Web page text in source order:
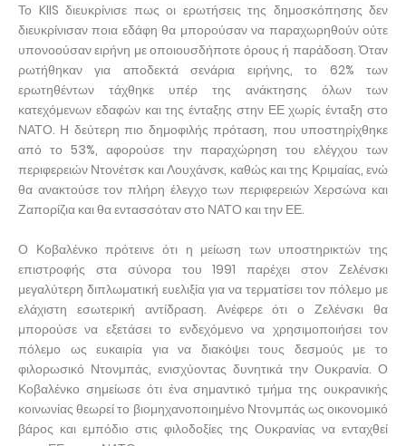
Το KIIS διευκρίνισε πως οι ερωτήσεις της δημοσκόπησης δεν
διευκρίνισαν ποια εδάφη θα μπορούσαν να παραχωρηθούν ούτε
υπονοούσαν ειρήνη με οποιουσδήποτε όρους ή παράδοση. Όταν
ρωτήθηκαν για αποδεκτά σενάρια ειρήνης, το 62% των
ερωτηθέντων τάχθηκε υπέρ της ανάκτησης όλων των
κατεχόμενων εδαφών και της ένταξης στην ΕΕ χωρίς ένταξη στο
ΝΑΤΟ. Η δεύτερη πιο δημοφιλής πρόταση, που υποστηρίχθηκε
από το 53%, αφορούσε την παραχώρηση του ελέγχου των
περιφερειών Ντονέτσκ και Λουχάνσκ, καθώς και της Κριμαίας, ενώ
θα ανακτούσε τον πλήρη έλεγχο των περιφερειών Χερσώνα και
Ζαπορίζια και θα εντασσόταν στο ΝΑΤΟ και την ΕΕ.
Ο Κοβαλένκο πρότεινε ότι η μείωση των υποστηρικτών της
επιστροφής στα σύνορα του 1991 παρέχει στον Ζελένσκι
μεγαλύτερη διπλωματική ευελιξία για να τερματίσει τον πόλεμο με
ελάχιστη εσωτερική αντίδραση. Ανέφερε ότι ο Ζελένσκι θα
μπορούσε να εξετάσει το ενδεχόμενο να χρησιμοποιήσει τον
πόλεμο ως ευκαιρία για να διακόψει τους δεσμούς με το
φιλορωσικό Ντονμπάς, ενισχύοντας δυνητικά την Ουκρανία. Ο
Κοβαλένκο σημείωσε ότι ένα σημαντικό τμήμα της ουκρανικής
κοινωνίας θεωρεί το βιομηχανοποιημένο Ντονμπάς ως οικονομικό
βάρος και εμπόδιο στις φιλοδοξίες της Ουκρανίας να ενταχθεί